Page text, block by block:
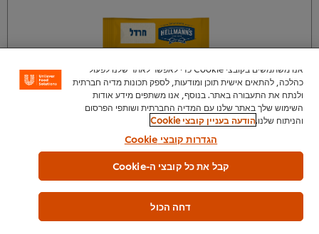
צור איתנו קשר
אנו משתמשים בקובצי Cookie כדי לאפשר לאתר שלנו לפעול
כהלכה, להתאים אישית תוכן ומודעות, לספק תכונות מדיה חברתית
ולנתח את התעבורה באתר. בנוסף, אנו משתפים מידע אודות
השימוש שלך באתר שלנו עם המדיה החברתית ושותפי הפרסום
והניתוח שלנו.הודעה בעניין קובצי Cookie
הגדרות קובצי Cookie
דחה הכול
קבל את כל קובצי ה-Cookie